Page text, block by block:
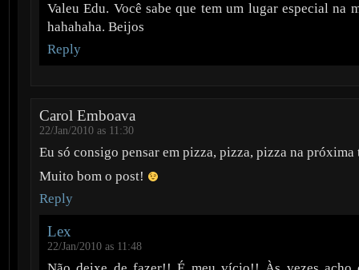
Valeu Edu. Você sabe que tem um lugar especial na
hahahaha. Beijos
Reply
Carol Emboava
22/Jan/2010 as 11:30
Eu só consigo pensar em pizza, pizza, pizza na
Muito bom o post!
Reply
Lex
22/Jan/2010 as 11:48